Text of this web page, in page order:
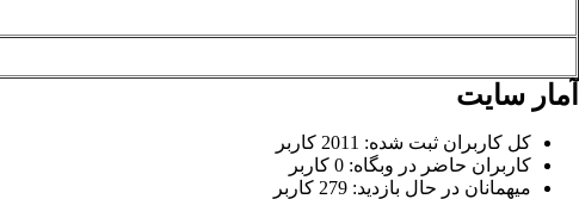
آمار سایت
کل کاربران ثبت شده: 2011 کاربر
کاربران حاضر در وبگاه: 0 کاربر
میهمانان در حال بازدید: 279 کاربر